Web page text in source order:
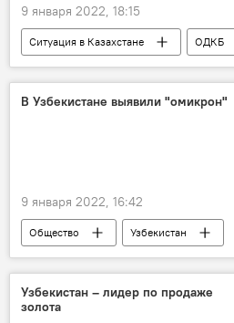
9 января 2022, 18:15
Ситуация в Казахстане
ОДКБ
Казахстан
миротворцы
В Узбекистане выявили "омикрон"
9 января 2022, 16:42
Общество
Узбекистан
Коронавирус COVID-19
Ситуация с коронавирусом в Узбекистане
штамм-омикрон
Узбекистан – лидер по продаже
золота